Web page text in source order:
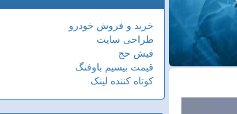
خرید و فروش خودرو
طراحی سایت
فیش حج
قیمت بیسیم باوفنگ
کوتاه کننده لینک